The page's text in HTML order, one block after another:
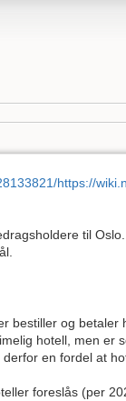
https://
til
bestiller og betaler
hotell, men er
en fordel at
foreslås (per